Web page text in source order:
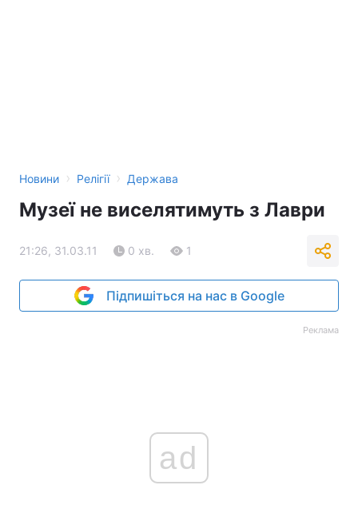
Новини › Релігії › Держава
Музеї не виселятимуть з Лаври
21:26, 31.03.11 0 хв. 1
Підпишіться на нас в Google
Реклама
ad